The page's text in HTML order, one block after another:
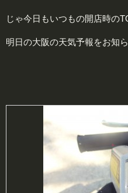
じゃ今日もいつもの開店時の
明日の大阪の天気予報をお知ら